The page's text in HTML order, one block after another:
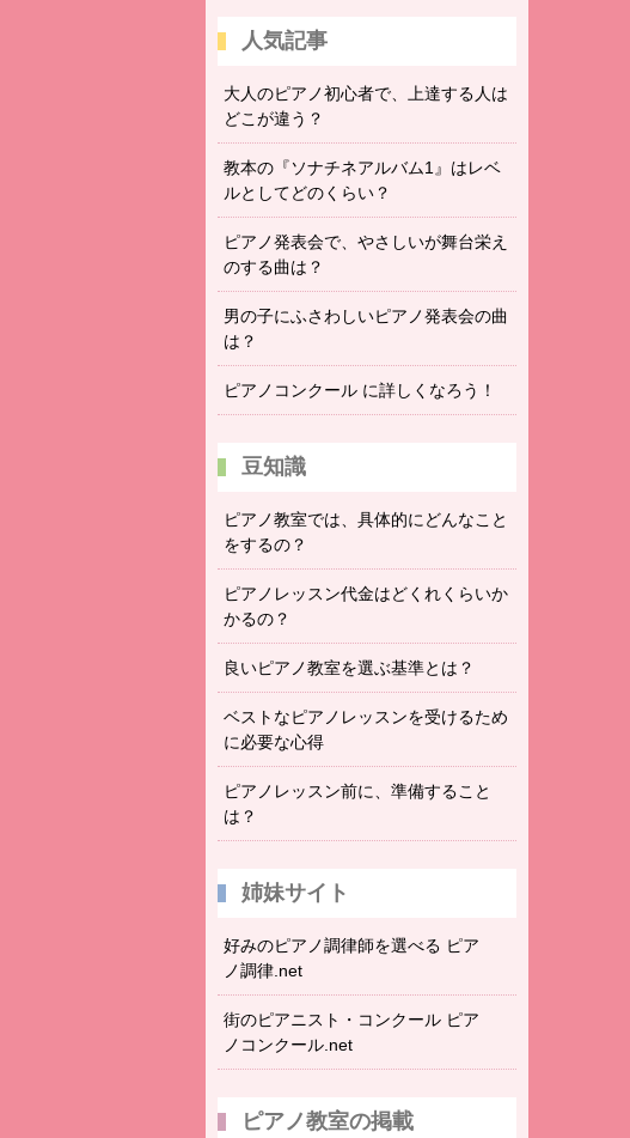
人気記事
大人のピアノ初心者で、上達する人は
どこが違う？
教本の『ソナチネアルバム1』はレベ
ルとしてどのくらい？
ピアノ発表会で、やさしいが舞台栄え
のする曲は？
男の子にふさわしいピアノ発表会の曲
は？
ピアノコンクール に詳しくなろう！
豆知識
ピアノ教室では、具体的にどんなこと
をするの？
ピアノレッスン代金はどくれくらいか
かるの？
良いピアノ教室を選ぶ基準とは？
ベストなピアノレッスンを受けるため
に必要な心得
ピアノレッスン前に、準備すること
は？
姉妹サイト
好みのピアノ調律師を選べる ピア
ノ調律.net
街のピアニスト・コンクール ピア
ノコンクール.net
ピアノ教室の掲載